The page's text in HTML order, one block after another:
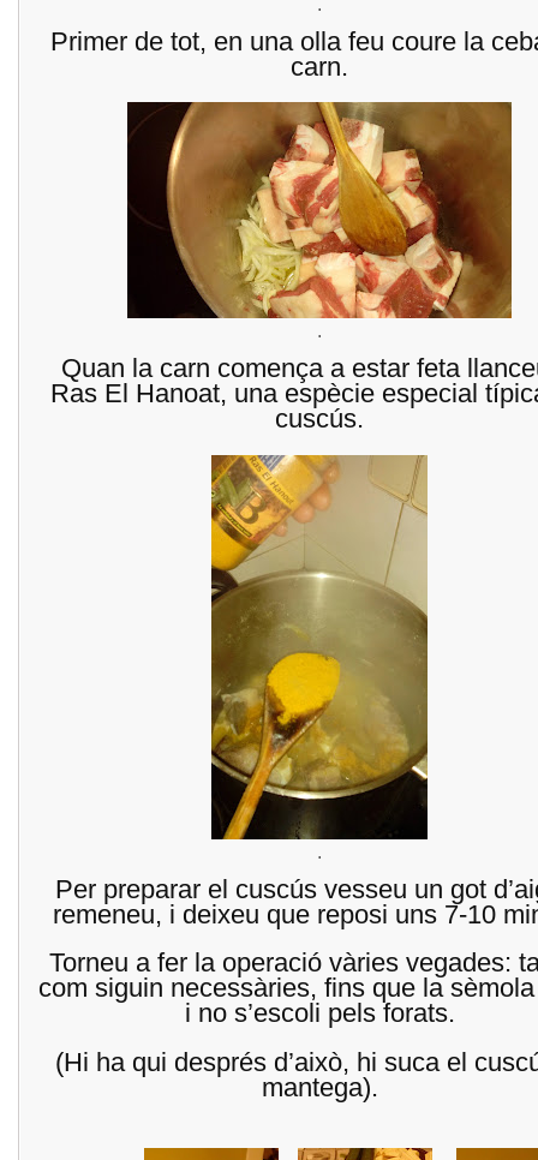
Primer de tot, en una olla feu coure la
carn.
.
Quan la carn comença a estar feta
Ras El Hanoat, una espècie especial
cuscús.
Per preparar el cuscús vesseu un got
remeneu, i deixeu que reposi uns 7-10
Torneu a fer la operació vàries vegades:
com siguin necessàries, fins que la sèmola
i no s’escoli pels forats.
(Hi ha qui després d’això, hi suca el
mantega).